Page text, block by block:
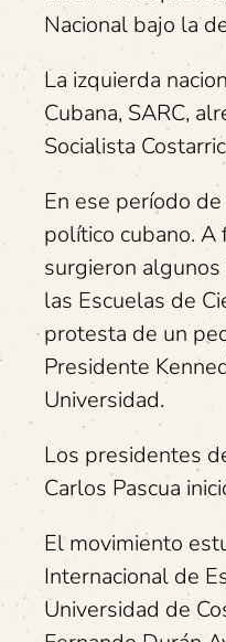
Nacional bajo la
La izquierda
Cubana, SARC,
Socialista
En ese período
político cubano. A
surgieron
las Escuelas de
protesta de un
Presidente
Universidad.
Los presidentes
Carlos Pascua
El movimiento
Internacional de
Universidad de